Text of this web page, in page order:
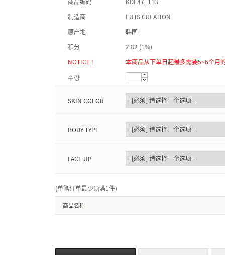
制造商
LUTS CREATION
原产地
韩国
积分
2.82 (1%)
NOTICE !
本商品从下单日起最多需要5~6个月
수량
SKIN COLOR
BODY TYPE
FACE UP
(单笔订单最少须满1件)
商品名称